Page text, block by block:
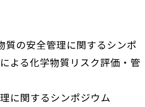
の安全管理に関するシンポ
よる化学物質リスク評価・管
に関するシンポジウム